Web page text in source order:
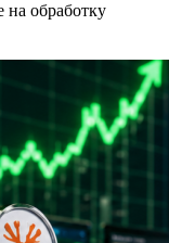
на обработку